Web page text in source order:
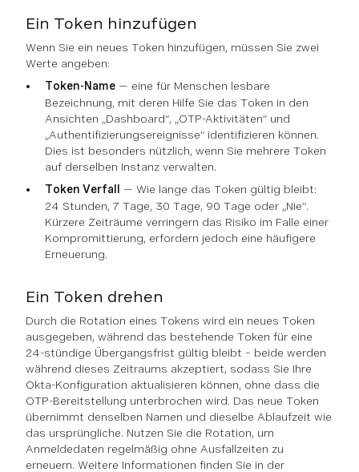
Ein Token hinzufügen
Wenn Sie ein neues Token hinzufügen, müssen Sie zwei
Werte angeben:
Token-Name — eine für Menschen lesbare
Bezeichnung, mit deren Hilfe Sie das Token in den
Ansichten „Dashboard“, „OTP-Aktivitäten“ und
„Authentifizierungsereignisse“ identifizieren können.
Dies ist besonders nützlich, wenn Sie mehrere Token
auf derselben Instanz verwalten.
Token Verfall
— Wie lange das Token gültig bleibt:
24 Stunden, 7 Tage, 30 Tage, 90 Tage oder „Nie“.
Kürzere Zeiträume verringern das Risiko im Falle einer
Kompromittierung, erfordern jedoch eine häufigere
Erneuerung.
Ein Token drehen
Durch die Rotation eines Tokens wird ein neues Token
ausgegeben, während das bestehende Token für eine
24-stündige Übergangsfrist gültig bleibt – beide werden
während dieses Zeitraums akzeptiert, sodass Sie Ihre
Okta-Konfiguration aktualisieren können, ohne dass die
OTP-Bereitstellung unterbrochen wird. Das neue Token
übernimmt denselben Namen und dieselbe Ablaufzeit wie
das ursprüngliche. Nutzen Sie die Rotation, um
Anmeldedaten regelmäßig ohne Ausfallzeiten zu
erneuern. Weitere Informationen finden Sie in der